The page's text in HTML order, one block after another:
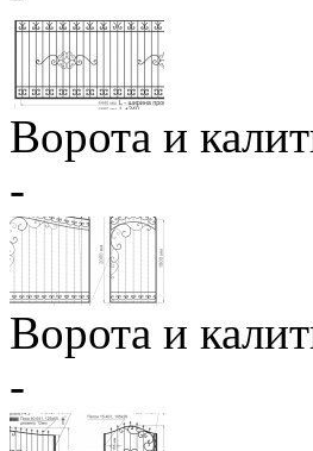
Ворота и
-
Ворота и
-